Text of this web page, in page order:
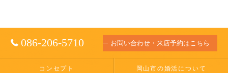
086-206-5710 お問い合わせ・来店予約はこちら
コンセプト 岡山市の婚活について